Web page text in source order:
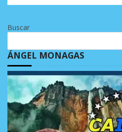
Buscar
ÁNGEL MONAGAS